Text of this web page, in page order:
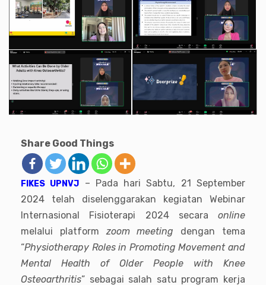
Share Good Things
FIKES UPNVJ – Pada hari Sabtu, 21 September
2024 telah diselenggarakan kegiatan Webinar
Internasional Fisioterapi 2024 secara online
melalui platformzoom meeting dengan tema
“Physiotherapy Roles in Promoting Movement and
Mental Health of Older People with Knee
Osteoarthritis” sebagai salah satu program kerja